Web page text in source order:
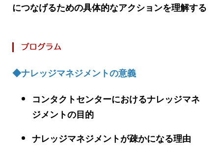
につなげるための具体的なアクションを理解する
◆ナレッジマネジメントの意義
コンタクトセンターにおけるナレッジマネ
ジメントの目的
ナレッジマネジメントが疎かになる理由